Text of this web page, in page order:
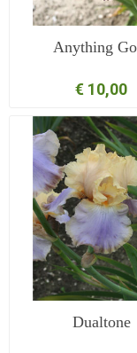
Anything
€ 10,00
Dualtone